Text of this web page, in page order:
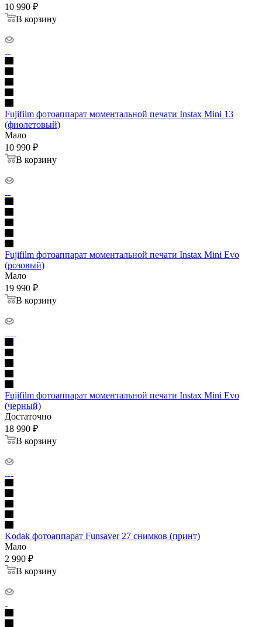
10 990 ₽
В корзину
Fujifilm фотоаппарат моментальной печати Instax Mini 13
(фиолетовый)
Мало
10 990 ₽
В корзину
Fujifilm фотоаппарат моментальной печати Instax Mini Evo
(розовый)
Мало
19 990 ₽
В корзину
Fujifilm фотоаппарат моментальной печати Instax Mini Evo
(черный)
Достаточно
18 990 ₽
В корзину
Kodak фотоаппарат Funsaver 27 снимков (принт)
Мало
2 990 ₽
В корзину